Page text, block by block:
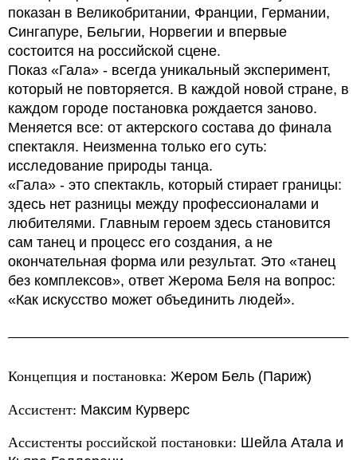
показан в Великобритании, Франции, Германии,
Сингапуре, Бельгии, Норвегии и впервые
состоится на российской сцене.
Показ «Гала» - всегда уникальный эксперимент,
который не повторяется. В каждой новой стране, в
каждом городе постановка рождается заново.
Меняется все: от актерского состава до финала
спектакля. Неизменна только его суть:
исследование природы танца.
«Гала» - это спектакль, который стирает границы:
здесь нет разницы между профессионалами и
любителями. Главным героем здесь становится
сам танец и процесс его создания, а не
окончательная форма или результат. Это «танец
без комплексов», ответ Жерома Беля на вопрос:
«Как искусство может объединить людей».
Концепция и постановка: Жером Бель (Париж)
Ассистент: Максим Курверс
Ассистенты российской постановки: Шейла Атала и